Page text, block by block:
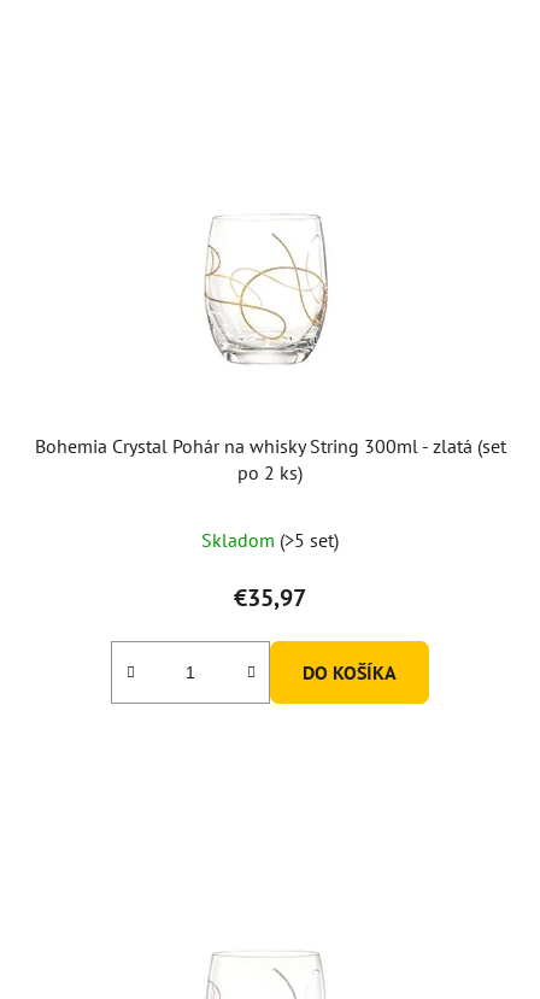
Bohemia Crystal Pohár na whisky String 300ml - zlatá (set
po 2 ks)
Skladom (>5 set)
€35,97
DO KOŠÍKA